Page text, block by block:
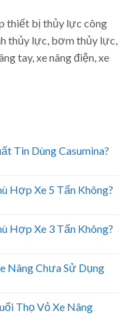
thiết bị thủy lực công
thủy lực, bơm thủy lực,
tay, xe nâng điện, xe
Tin Dùng Casumina?
Hợp Xe 5 Tấn Không?
Hợp Xe 3 Tấn Không?
Nâng Chưa Sử Dụng
Thọ Vỏ Xe Nâng